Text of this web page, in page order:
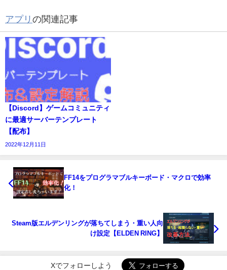
アプリ の関連記事
【Discord】ゲームコミュニティ
に最適サーバーテンプレート
【配布】
2022年12月11日
FF14をプログラマブルキーボード・マクロで効率
化！
Steam版エルデンリングが落ちてしまう・重い人向
け設定【ELDEN RING】
Xでフォローしよう